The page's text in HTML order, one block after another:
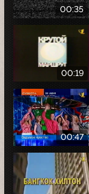
00:35
00:19
00:47